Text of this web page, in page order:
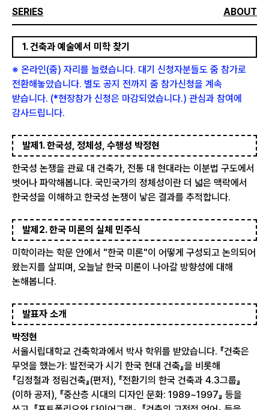
SERIES ABOUT
1. 건축과 예술에서 미학 찾기
※ 온라인(줌) 자리를 늘렸습니다. 대기 신청자분들도 줌 참가로
전환해놓았습니다. 별도 공지 전까지 줌 참가신청을 계속
받습니다. (*현장참가 신청은 마감되었습니다.) 관심과 참여에
감사드립니다.
발제1. 한국성, 정체성, 수행성 박정현
한국성 논쟁을 관료 대 건축가, 전통 대 현대라는 이분법 구도에서
벗어나 파악해봅니다. 국민국가의 정체성이란 더 넓은 맥락에서
한국성을 이해하고 한국성 논쟁이 낳은 결과를 추적합니다.
발제2. 한국 미론의 실체 민주식
미학이라는 학문 안에서 "한국 미론"이 어떻게 구성되고 논의되어
왔는지를 살피며, 오늘날 한국 미론이 나아갈 방향성에 대해
논해봅니다.
발표자 소개
박정현
서울시립대학교 건축학과에서 박사 학위를 받았습니다. 『건축은
무엇을 했는가: 발전국가 시기 한국 현대 건축』을 비롯해
『김정철과 정림건축』(편저), 『전환기의 한국 건축과 4.3그룹』
(이하 공저), 『중산층 시대의 디자인 문화: 1989~1997』 등을